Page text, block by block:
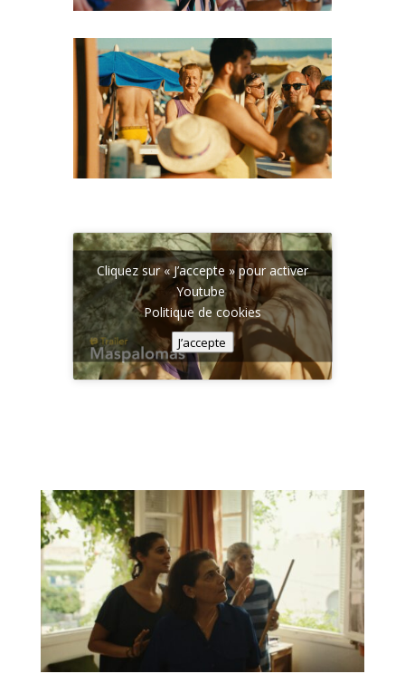
Cliquez sur « J’accepte » pour activer
Youtube
Politique de cookies
J’accepte